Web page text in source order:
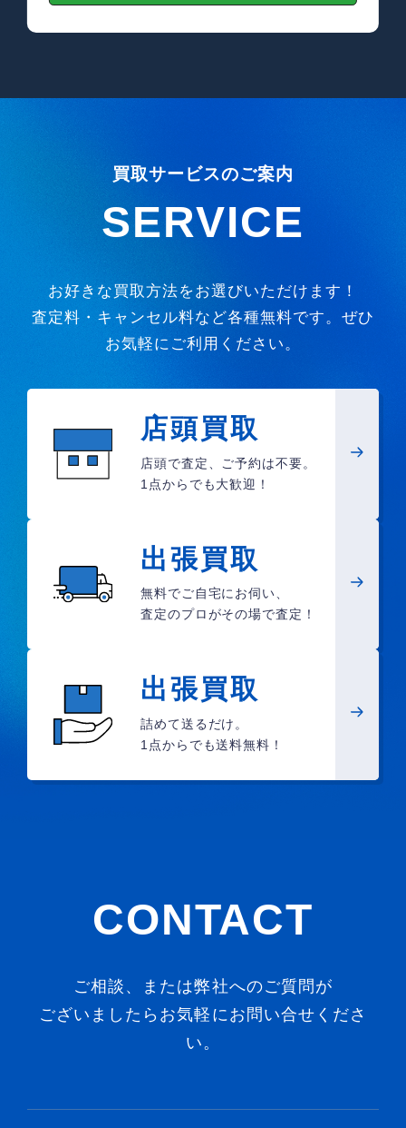
買取サービスのご案内
SERVICE
お好きな買取方法をお選びいただけます！
査定料・キャンセル料など各種無料です。ぜひ
お気軽にご利用ください。
店頭買取
店頭で査定、ご予約は不要。
1点からでも大歓迎！
出張買取
無料でご自宅にお伺い、
査定のプロがその場で査定！
出張買取
詰めて送るだけ。
1点からでも送料無料！
CONTACT
ご相談、または弊社へのご質問が
ございましたらお気軽にお問い合せくださ
い。